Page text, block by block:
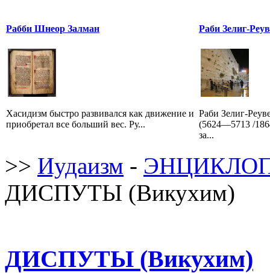
Рабби Шнеор Залман
Хасидизм быстро развивался как движение и
приобретал все больший вес. Ру...
Раби Зелиг-
Раби Зелиг-
(5624—5713 /
за...
>> Иудаизм -
ДИСПУТЫ (Викухим)
ДИСПУТЫ (Викухим)